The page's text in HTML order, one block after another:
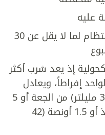
عليه
ممارسة التمارين الرياضية بانتظام لما لا يقل عن 30
إذ يعد شرب أكثر
إفراطاً، ويعادل
الكأس الواحد 12 أونصة (340 مليلتر) من الجعة أو 5
أونصة (142 مليلتر) من النبيذ أو 1.5 أونصة (42